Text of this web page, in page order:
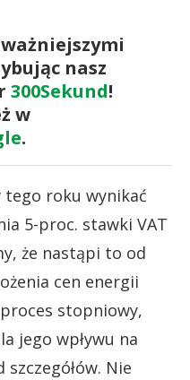
nasz
300Sekund!
w
.
tego roku wynikać
5-proc. stawki VAT
że nastąpi to od
cen energii
stopniowy,
jego wpływu na
szczegółów. Nie